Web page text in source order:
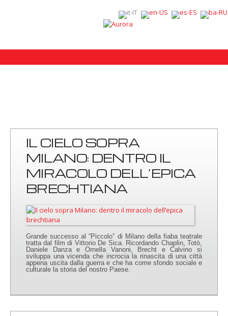
IL CIELO SOPRA
MILANO: DENTRO IL
MIRACOLO DELL’EPICA
BRECHTIANA
Grande successo al “Piccolo” di Milano della fiaba teatrale
tratta dal film di Vittorio De Sica. Ricordando Chaplin, Totò,
Daniele Danza e Ornella Vanoni, Brecht e Calvino si
sviluppa una vicenda che incrocia la rinascita di una città
appena uscita dalla guerra e che ha come sfondo sociale e
culturale la storia del nostro Paese.